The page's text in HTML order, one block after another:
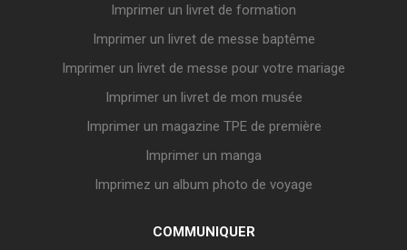
Imprimer un livret de formation
Imprimer un livret de messe baptême
Imprimer un livret de messe pour votre mariage
Imprimer un livret de mon musée
Imprimer un magazine TPE de première
Imprimer un manga
Imprimez un album photo de voyage
COMMUNIQUER